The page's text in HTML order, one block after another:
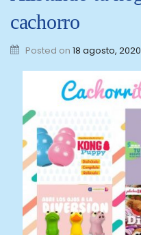
cachorro
Posted on 18 agosto, 2020